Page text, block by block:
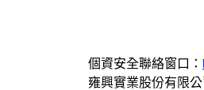
個資安全聯絡窗口：
雍興實業股份有限公